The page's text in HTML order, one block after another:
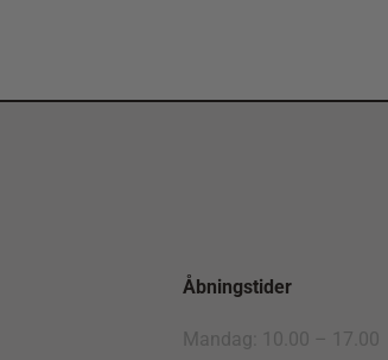
Åbningstider
Mandag: 10.00 – 17.00